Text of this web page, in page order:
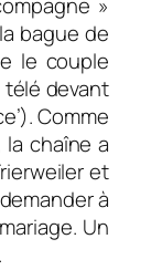
bague de
le couple
devant
Comme
chaîne a
et
à
Un